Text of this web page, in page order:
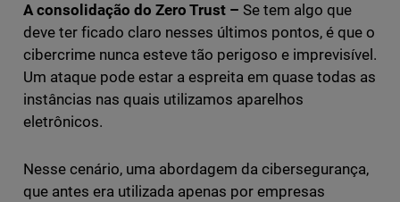
A consolidação do Zero Trust – Se tem algo que
deve ter ficado claro nesses últimos pontos, é que o
cibercrime nunca esteve tão perigoso e imprevisível.
Um ataque pode estar a espreita em quase todas as
instâncias nas quais utilizamos aparelhos
eletrônicos.
Nesse cenário, uma abordagem da cibersegurança,
que antes era utilizada apenas por empresas